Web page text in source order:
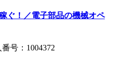
ぐ！／電子部品の機械オペ
号：1004372